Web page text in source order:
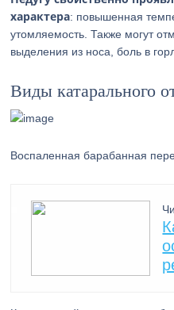
характера: повышенная
утомляемость. Также могут
выделения из носа, боль в
Виды катарального
Воспаленная барабанная